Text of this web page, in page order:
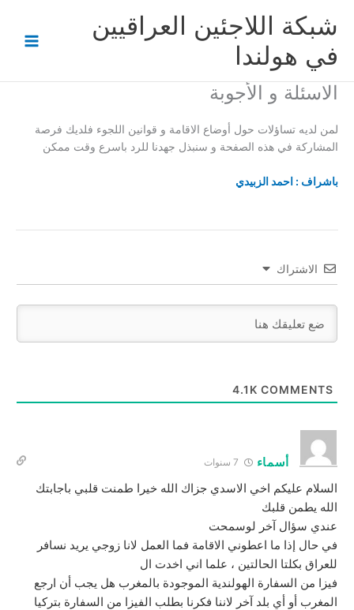
شبكة اللاجئين العراقيين
في هولندا
الاسئلة و الأجوبة
لمن لديه تساؤلات حول أوضاع الاقامة و قوانين اللجوء فلديك فرصة
المشاركة في هذه الصفحة و سنبذل جهدنا للرد باسرع وقت ممكن
باشراف : احمد الزبيدي
الاشتراك
4.1K COMMENTS
أسماء
السلام عليكم اخي الاسدي جزاك الله خيرا طمنت قلبي باجابتك
الله يطمن قلبك
عندي سؤال آخر لوسمحت
في حال إذا ما اعطوني الاقامة فما العمل لانا زوجي يريد نسافر
للعراق بكلتا الحالتين ، علما اني اخدت ال
فيزا من السفارة الهولندية الموجودة بالمغرب هل يجب أن ارجع
المغرب أو أي بلد آخر لاننا فكرنا بطلب الفيزا من السفارة بتركيا